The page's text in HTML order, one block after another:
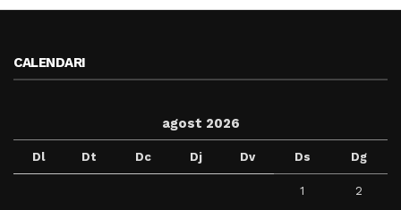
CALENDARI
agost 2026
Dl Dt Dc Dj Dv Ds Dg
1 2